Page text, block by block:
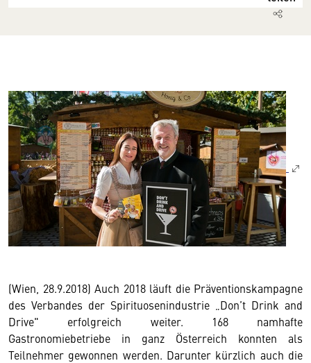
(Wien, 28.9.2018) Auch 2018 läuft die Präventionskampagne
des Verbandes der Spirituosenindustrie „Don’t Drink and
Drive" erfolgreich weiter. 168 namhafte
Gastronomiebetriebe in ganz Österreich konnten als
Teilnehmer gewonnen werden. Darunter kürzlich auch die